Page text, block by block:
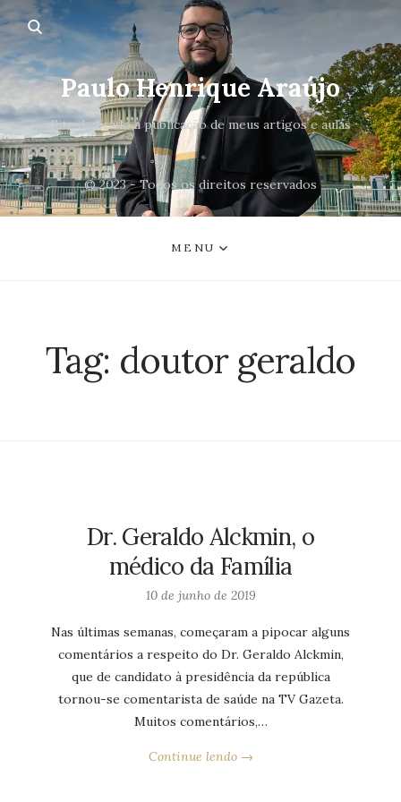
Paulo Henrique Araújo
Site dedicado a publicação de meus artigos e aulas
© 2023 - Todos os direitos reservados
MENU
Tag: doutor geraldo
Dr. Geraldo Alckmin, o
médico da Família
10 de junho de 2019
Nas últimas semanas, começaram a pipocar alguns
comentários a respeito do Dr. Geraldo Alckmin,
que de candidato à presidência da república
tornou-se comentarista de saúde na TV Gazeta.
Muitos comentários,…
Continue lendo →